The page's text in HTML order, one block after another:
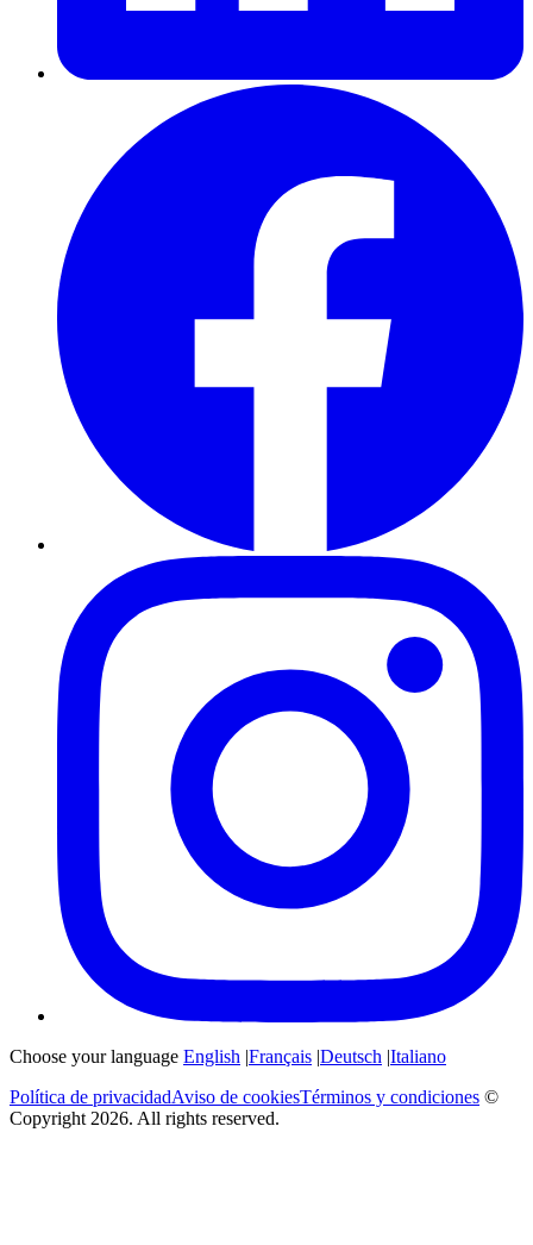
Choose your language English |Français |Deutsch |Italiano
Política de privacidadAviso de cookiesTérminos y condiciones ©
Copyright 2026. All rights reserved.